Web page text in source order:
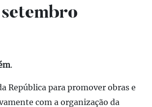
.
República para promover obras e
com a organização da